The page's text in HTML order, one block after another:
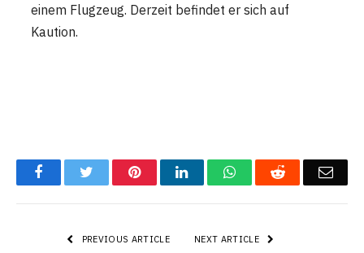
einem Flugzeug. Derzeit befindet er sich auf
Kaution.
FacebookTwitter PinterestLinkedInWhatsAppReddit
PREVIOUS ARTICLE NEXT ARTICLE